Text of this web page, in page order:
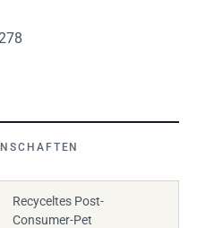
Recyceltes Post-
Consumer-Pet